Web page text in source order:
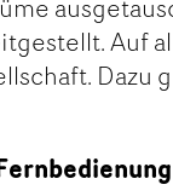
Auf
Dazu